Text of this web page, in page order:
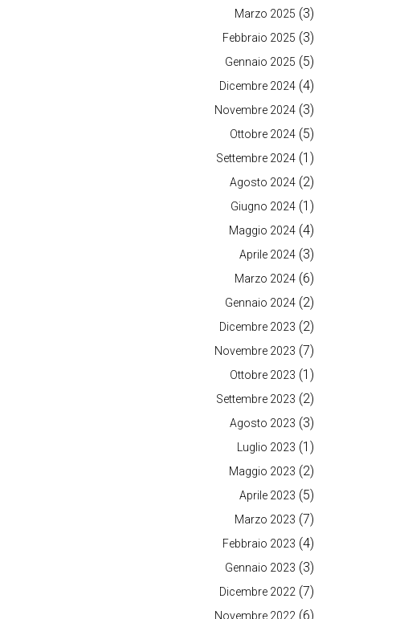
Marzo 2025 (3)
Febbraio 2025 (3)
Gennaio 2025 (5)
Dicembre 2024 (4)
Novembre 2024 (3)
Ottobre 2024 (5)
Settembre 2024 (1)
Agosto 2024 (2)
Giugno 2024 (1)
Maggio 2024 (4)
Aprile 2024 (3)
Marzo 2024 (6)
Gennaio 2024 (2)
Dicembre 2023 (2)
Novembre 2023 (7)
Ottobre 2023 (1)
Settembre 2023 (2)
Agosto 2023 (3)
Luglio 2023 (1)
Maggio 2023 (2)
Aprile 2023 (5)
Marzo 2023 (7)
Febbraio 2023 (4)
Gennaio 2023 (3)
Dicembre 2022 (7)
Novembre 2022 (6)